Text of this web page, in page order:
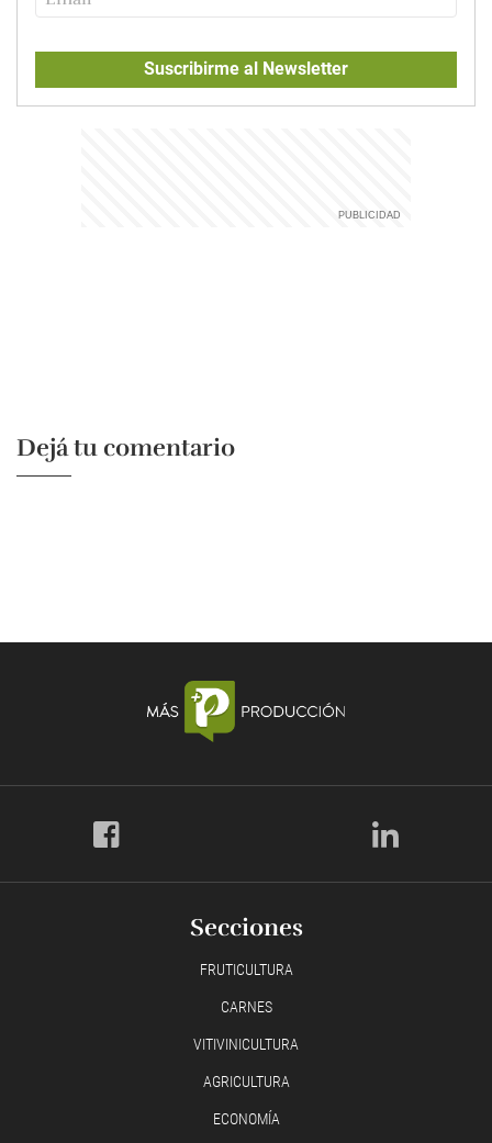
Suscribirme al Newsletter
Dejá tu comentario
Secciones
FRUTICULTURA
CARNES
VITIVINICULTURA
AGRICULTURA
ECONOMÍA